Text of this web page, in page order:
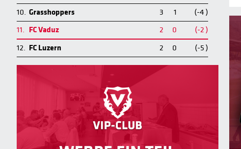
10. Grasshoppers 3 1
(-4 )
11.
FC Vaduz 2 0 (-2 )
12. FC Luzern 2 0 (-5 )